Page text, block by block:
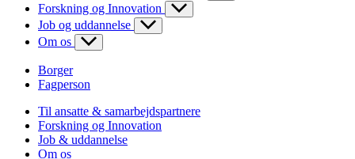
Forskning og Innovation
Job og uddannelse
Om os
Borger
Fagperson
Til ansatte & samarbejdspartnere
Forskning og Innovation
Job & uddannelse
Om os